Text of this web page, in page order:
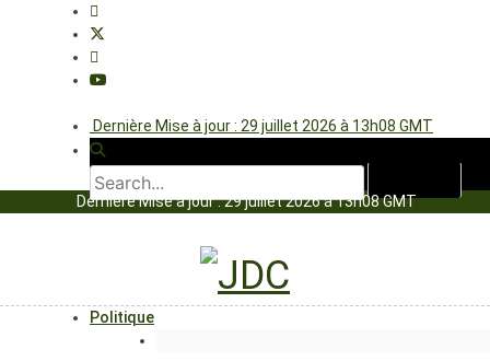
Dernière Mise à jour : 29 juillet 2026 à 13h08 GMT
Dernière Mise à jour : 29 juillet 2026 à 13h08 GMT
Politique